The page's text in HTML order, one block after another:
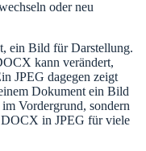
oder neu
ein Bild für Darstellung.
kann verändert,
JPEG dagegen zeigt
Dokument ein Bild
Vordergrund, sondern
DOCX in JPEG für viele